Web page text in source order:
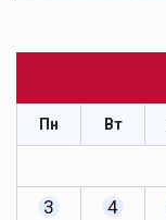
Пн Вт
3
4